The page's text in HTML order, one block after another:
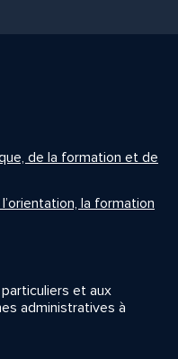
de la formation et de
la formation
et aux
administratives à